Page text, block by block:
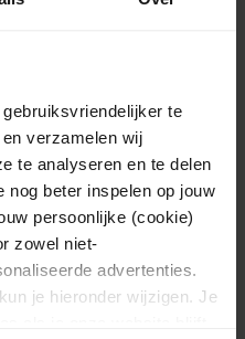
te
verzamelen wij
te analyseren en te delen
nog beter inspelen op jouw
persoonlijke (cookie)
zowel niet-
advertenties.
je hieronder wijzigen. Je
& Grill Ofen BGS 1400